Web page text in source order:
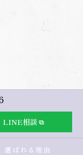
LINE相談
選ばれる理由